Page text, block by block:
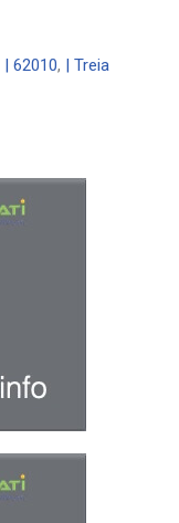
| 62010, | Treia